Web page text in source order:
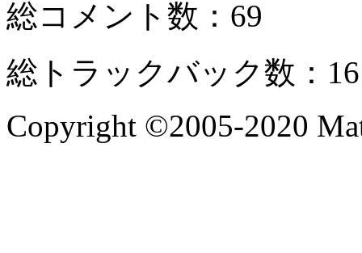
総コメント数：69
総トラックバック数：16
Copyright ©2005-2020